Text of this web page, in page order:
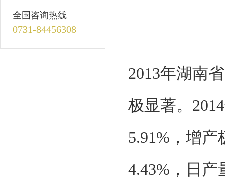
全国咨询热线
0731-84456308
2013年湖南
极显著。
5.91%，增
4.43%，日产